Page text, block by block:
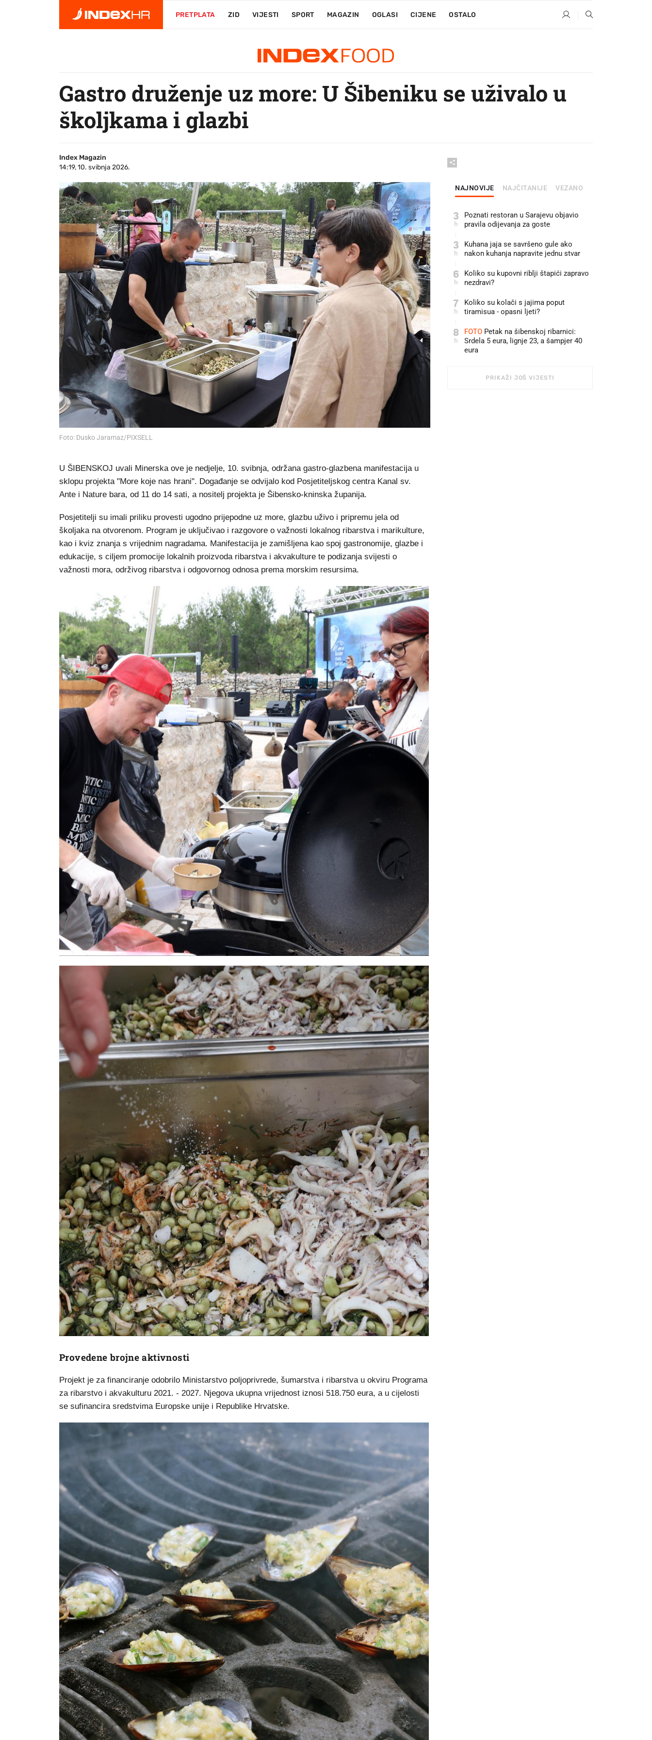
PRETPLATA ZID VIJESTI SPORT MAGAZIN OGLASI CIJENE OSTALO
Gastro druženje uz more: U Šibeniku se uživalo u
školjkama i glazbi
Index Magazin
14:19, 10. svibnja 2026.
Foto: Dusko Jaramaz/PIXSELL
U ŠIBENSKOJ uvali Minerska ove je nedjelje, 10. svibnja, održana gastro-glazbena manifestacija u
sklopu projekta "More koje nas hrani". Događanje se odvijalo kod Posjetiteljskog centra Kanal sv.
Ante i Nature bara, od 11 do 14 sati, a nositelj projekta je Šibensko-kninska županija.
Posjetitelji su imali priliku provesti ugodno prijepodne uz more, glazbu uživo i pripremu jela od
školjaka na otvorenom. Program je uključivao i razgovore o važnosti lokalnog ribarstva i marikulture,
kao i kviz znanja s vrijednim nagradama. Manifestacija je zamišljena kao spoj gastronomije, glazbe i
edukacije, s ciljem promocije lokalnih proizvoda ribarstva i akvakulture te podizanja svijesti o
važnosti mora, održivog ribarstva i odgovornog odnosa prema morskim resursima.
Provedene brojne aktivnosti
Projekt je za financiranje odobrilo Ministarstvo poljoprivrede, šumarstva i ribarstva u okviru Programa
za ribarstvo i akvakulturu 2021. - 2027. Njegova ukupna vrijednost iznosi 518.750 eura, a u cijelosti
se sufinancira sredstvima Europske unije i Republike Hrvatske.
NAJNOVIJE NAJČITANIJE VEZANO
3
h
Poznati restoran u Sarajevu objavio
pravila odijevanja za goste
3
h
Kuhana jaja se savršeno gule ako
nakon kuhanja napravite jednu stvar
6
h
Koliko su kupovni riblji štapići zapravo
nezdravi?
7
h
Koliko su kolači s jajima poput
tiramisua - opasni ljeti?
8
h
FOTO Petak na šibenskoj ribarnici:
Srdela 5 eura, lignje 23, a šampjer 40
eura
PRIKAŽI JOŠ VIJESTI